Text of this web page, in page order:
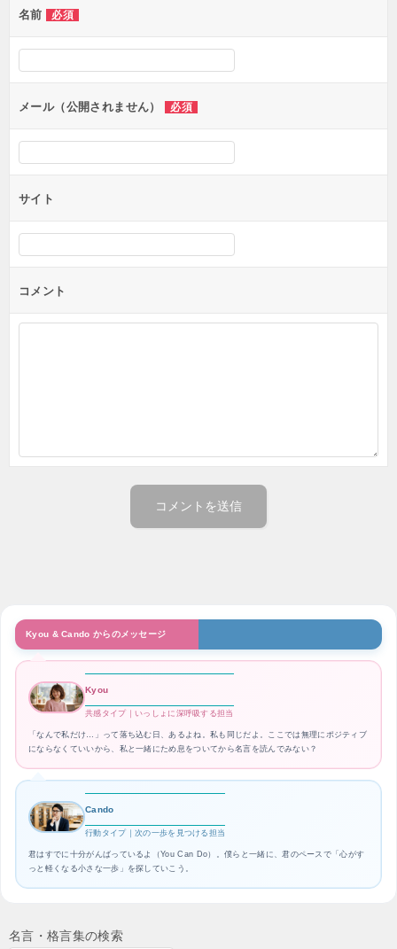
名前 必須
メール（公開されません） 必須
サイト
コメント
Kyou & Cando からのメッセージ
Kyou
共感タイプ｜いっしょに深呼吸する担当
「なんで私だけ…」って落ち込む日、あるよね。私も同じだよ。ここでは無理にポジティブ
にならなくていいから、私と一緒にため息をついてから名言を読んでみない？
Cando
行動タイプ｜次の一歩を見つける担当
君はすでに十分がんばっているよ（You Can Do）。僕らと一緒に、君のペースで「心がす
っと軽くなる小さな一歩」を探していこう。
名言・格言集の検索